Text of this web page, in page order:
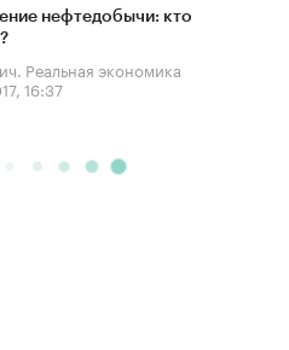
нефтедобычи: кто
Реальная экономика
16:37